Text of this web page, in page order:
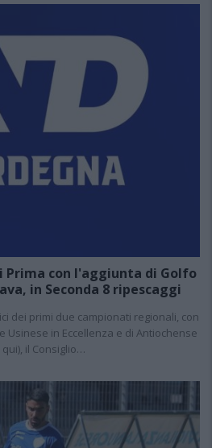
con l'aggiunta di Golfo
in Seconda 8 ripescaggi
dei primi due campionati regionali, con
Usinese in Eccellenza e di Antiochense
il Consiglio…